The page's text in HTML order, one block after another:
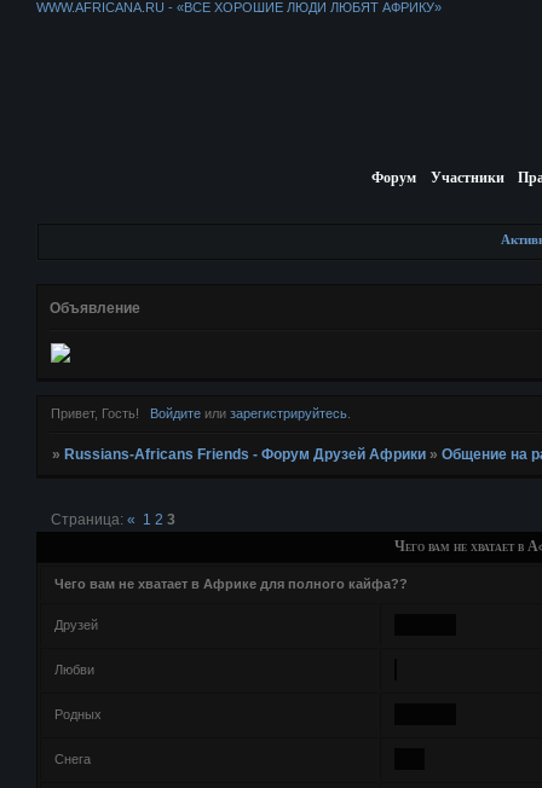
WWW.AFRICANA.RU - «ВСЕ ХОРОШИЕ ЛЮДИ ЛЮБЯТ АФРИКУ»
Форум Участники
Объявление
Привет, Гость! Войдитеили зарегистрируйтесь.
» Russians-Africans Friends - Форум Друзей Африки »Общение на
Чего вам не хватает в
Страница:« 1 2 3
Чего вам не хватает в Африке для полного кайфа??
Друзей
Любви
Родных
Снега